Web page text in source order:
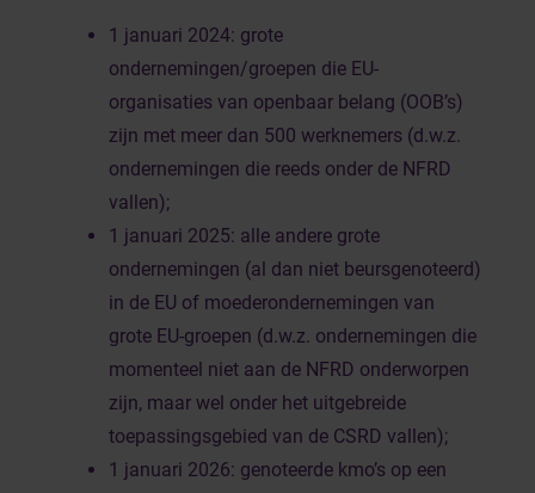
1 januari 2024: grote
ondernemingen/groepen die EU-
organisaties van openbaar belang (OOB’s)
zijn met meer dan 500 werknemers (d.w.z.
ondernemingen die reeds onder de NFRD
vallen);
1 januari 2025: alle andere grote
ondernemingen (al dan niet beursgenoteerd)
in de EU of moederondernemingen van
grote EU-groepen (d.w.z. ondernemingen die
momenteel niet aan de NFRD onderworpen
zijn, maar wel onder het uitgebreide
toepassingsgebied van de CSRD vallen);
1 januari 2026: genoteerde kmo’s op een